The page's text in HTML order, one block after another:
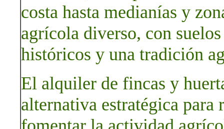
costa hasta medianías y
agrícola diverso, con
históricos y una tradición
El alquiler de fincas y
alternativa estratégica